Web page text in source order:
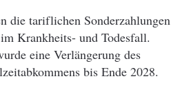
die tariflichen Sonderzahlungen
Krankheits- und Todesfall.
eine Verlängerung des
bis Ende 2028.